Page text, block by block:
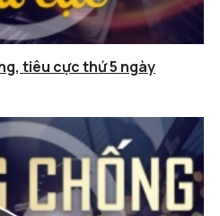
tiêu cực thứ 5 ngày